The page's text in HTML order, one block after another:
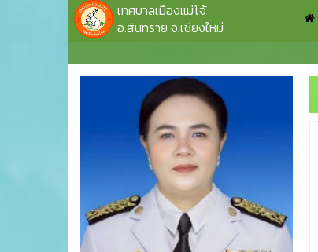
เทศบาลเมืองแม่โจ้
อ.สันทราย จ.เชียงใหม่